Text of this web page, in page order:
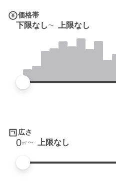
価格帯
下限なし 上限なし
広さ
0㎡ 上限なし